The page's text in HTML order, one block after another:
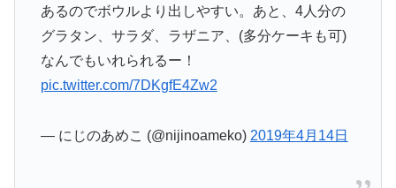
あるのでボウルより出しやすい。あと、4人分の
グラタン、サラダ、ラザニア、(多分ケーキも可)
なんでもいれられるー！
pic.twitter.com/7DKgfE4Zw2
— にじのあめこ (@nijinoameko) 2019年4月14日